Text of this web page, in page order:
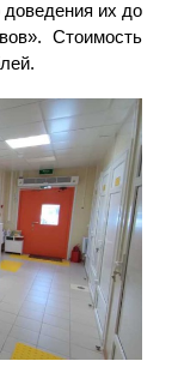
их до
Стоимость